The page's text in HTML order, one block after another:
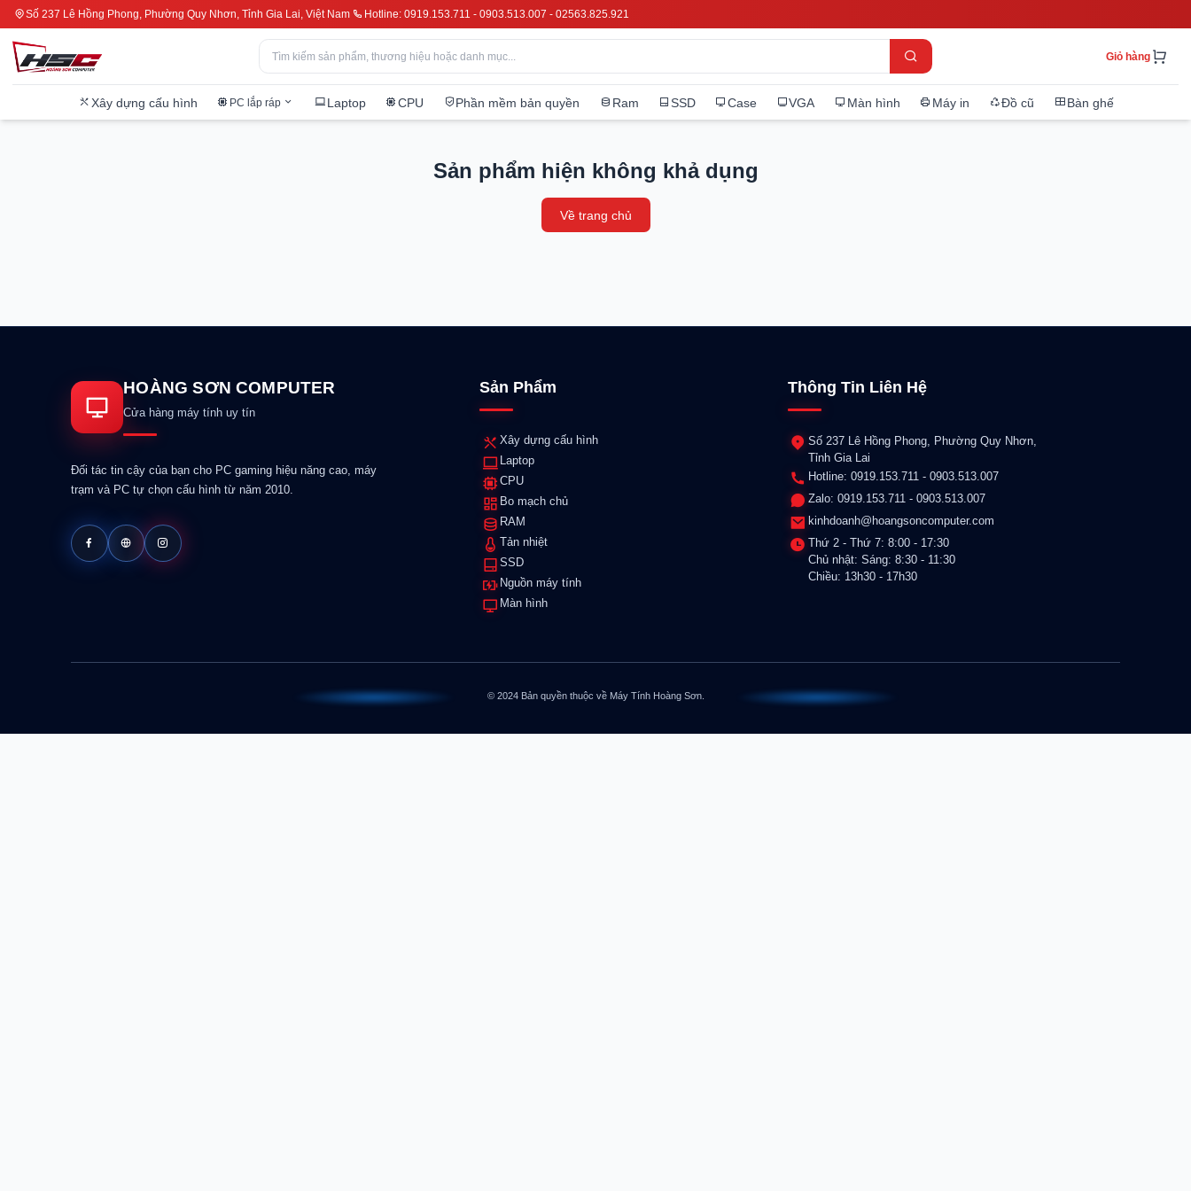
Số 237 Lê Hồng Phong, Phường Quy Nhơn, Tỉnh Gia Lai, Việt Nam Hotline: 0919.153.711 - 0903.513.007 - 02563.825.921
Giỏ hàng
Xây dựng cấu hình PC lắp ráp Laptop CPU Phần mềm bản quyền Ram SSD Case VGA Màn hình Máy in Đồ cũ Bàn ghế
Sản phẩm hiện không khả dụng
Về trang chủ
HOÀNG SƠN COMPUTER
Cửa hàng máy tính uy tín
Đối tác tin cậy của bạn cho PC gaming hiệu năng cao, máy
trạm và PC tự chọn cấu hình từ năm 2010.
Sản Phẩm
Xây dựng cấu hình
Laptop
CPU
Bo mạch chủ
RAM
Tản nhiệt
SSD
Nguồn máy tính
Màn hình
Thông Tin Liên Hệ
Số 237 Lê Hồng Phong, Phường Quy Nhơn,
Tỉnh Gia Lai
Hotline: 0919.153.711 - 0903.513.007
Zalo: 0919.153.711 - 0903.513.007
kinhdoanh@hoangsoncomputer.com
Thứ 2 - Thứ 7: 8:00 - 17:30
Chủ nhật: Sáng: 8:30 - 11:30
Chiều: 13h30 - 17h30
© 2024 Bản quyền thuộc về Máy Tính Hoàng Sơn.